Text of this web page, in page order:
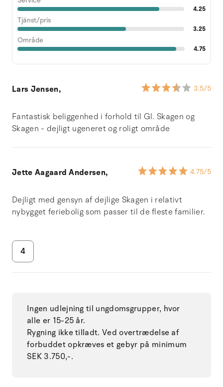
4.25
Tjänst/pris
3.25
Område
4.75
Lars Jensen, 3.5/5
Fantastisk beliggenhed i forhold til Gl. Skagen og
Skagen - dejligt ugeneret og roligt område
Jette Aagaard Andersen, 4.75/5
Dejligt med gensyn af dejlige Skagen i relativt
nybygget feriebolig som passer til de fleste familier.
4
Ingen udlejning til ungdomsgrupper, hvor
alle er 15-25 år.
Rygning ikke tilladt. Ved overtrædelse af
forbuddet opkræves et gebyr på minimum
SEK 3.750,-.